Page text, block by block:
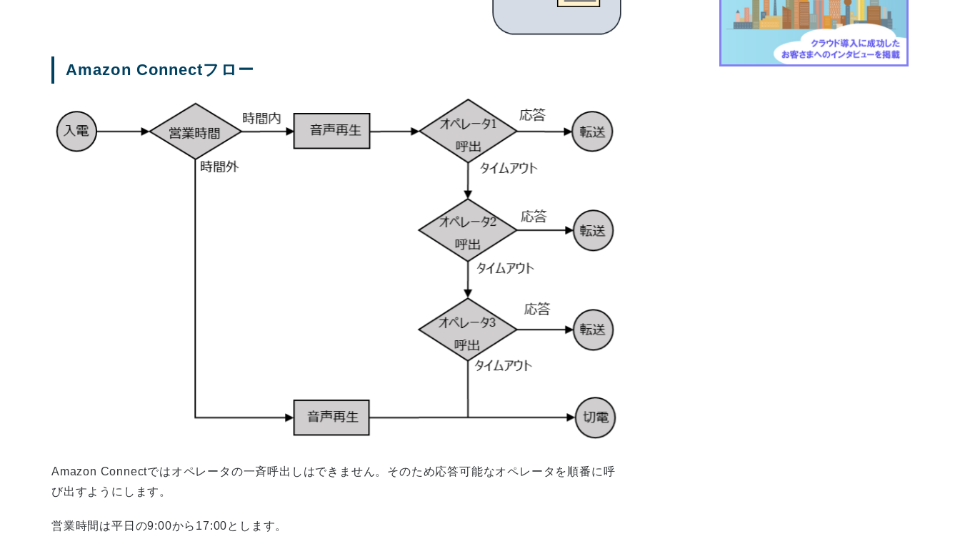
Amazon Connectフロー
Amazon Connectではオペレータの一斉呼出しはできません。そのため応答可能なオペレータを順番に呼
び出すようにします。
営業時間は平日の9:00から17:00とします。